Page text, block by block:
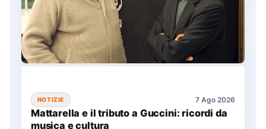
NOTIZIE 7 Ago 2026
Mattarella e il tributo a Guccini: ricordi da
musica e cultura